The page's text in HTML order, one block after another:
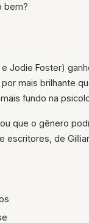
bem?
Jodie Foster)
mais brilhante
fundo na
que o gênero
de